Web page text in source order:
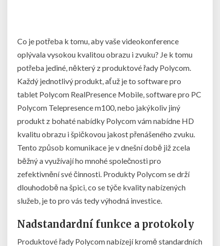
Co je potřeba k tomu, aby vaševideokonference
oplývala vysokou kvalitou obrazu i zvuku? Je k tomu
potřeba jediné, některý z produktové řady Polycom.
Každý jednotlivý produkt, ať už je to software pro
tablet Polycom RealPresence Mobile, software pro PC
Polycom Telepresence m100, nebo jakýkoliv jiný
produkt z bohaté nabídky Polycom vám nabídne HD
kvalitu obrazu i špičkovou jakost přenášeného zvuku.
Tento způsob komunikace je v dnešní době již zcela
běžný a využívají ho mnohé společnosti pro
zefektivnění své činnosti. Produkty Polycom se drží
dlouhodobě na špici, co se týče kvality nabízených
služeb, je to pro vás tedy výhodná investice.
Nadstandardní funkce a protokoly
Produktové řady Polycom nabízejí kromě standardních